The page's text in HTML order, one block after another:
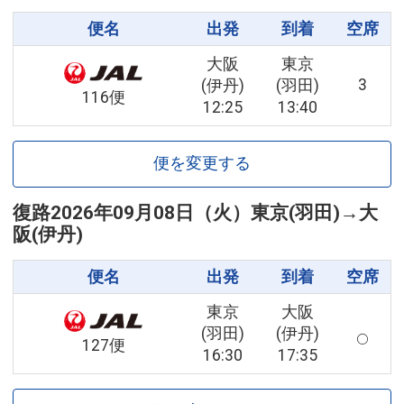
便名 出発 到着 空席
116便
大阪
(伊丹)
12:25
東京
(羽田)
13:40
3
便を変更する
復路2026年09月08日（火） 東京(羽田) → 大
阪(伊丹)
便名 出発 到着 空席
127便
東京
(羽田)
16:30
大阪
(伊丹)
17:35